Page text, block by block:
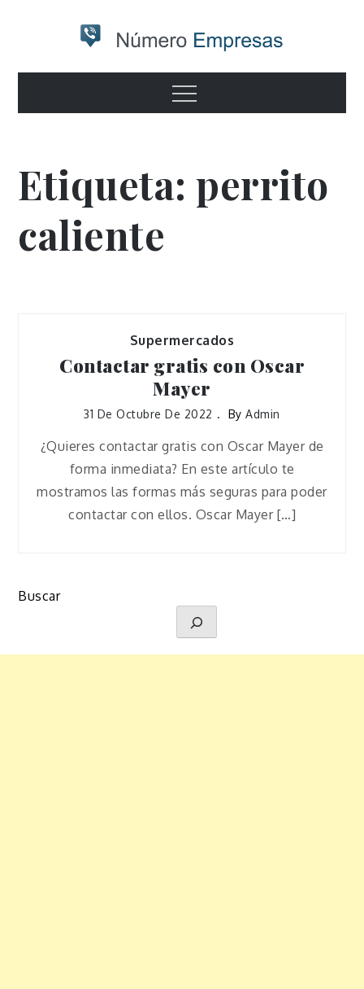
Numero
empresas
Otro sitio realizado con WordPress
Menu
Etiqueta:perrito
caliente
Supermercados
Contactar gratis con Oscar
Mayer
31 De Octubre De 2022 ByAdmin
¿Quieres contactar gratis con Oscar Mayer de
forma inmediata? En este artículo te
mostramos las formas más seguras para poder
contactar con ellos. Oscar Mayer […]
Buscar